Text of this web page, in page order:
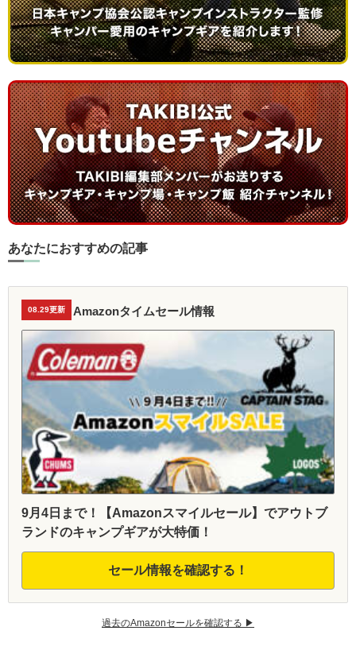
あなたにおすすめの記事
08.29更新 Amazonタイムセール情報
9月4日まで！【Amazonスマイルセール】でアウトブ
ランドのキャンプギアが大特価！
セール情報を確認する！
過去のAmazonセールを確認する ▶︎